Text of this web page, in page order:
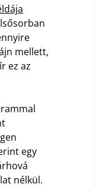
mellett,
ez az
egy
nélkül.